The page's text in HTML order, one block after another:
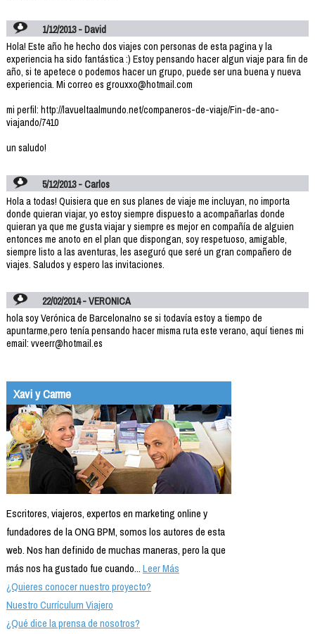
1/12/2013 - David
Hola! Este año he hecho dos viajes con personas de esta pagina y la
experiencia ha sido fantástica :) Estoy pensando hacer algun viaje para fin de
año, si te apetece o podemos hacer un grupo, puede ser una buena y nueva
experiencia. Mi correo es grouxxo@hotmail.com
mi perfil: http://lavueltaalmundo.net/companeros-de-viaje/Fin-de-ano-
viajando/7410
un saludo!
5/12/2013 - Carlos
Hola a todas! Quisiera que en sus planes de viaje me incluyan, no importa
donde quieran viajar, yo estoy siempre dispuesto a acompañarlas donde
quieran ya que me gusta viajar y siempre es mejor en compañía de alguien
entonces me anoto en el plan que dispongan, soy respetuoso, amigable,
siempre listo a las aventuras, les aseguró que seré un gran compañero de
viajes. Saludos y espero las invitaciones.
22/02/2014 - VERONICA
hola soy Verónica de Barcelona!no se si todavía estoy a tiempo de
apuntarme,pero tenía pensando hacer misma ruta este verano, aquí tienes mi
email: vveerr@hotmail.es
Xavi y Carme
Escritores, viajeros, expertos en marketing online y
fundadores de la ONG BPM, somos los autores de esta
web. Nos han definido de muchas maneras, pero la que
más nos ha gustado fue cuando...Leer Más
¿Quieres conocer nuestro proyecto?
Nuestro Currículum Viajero
¿Qué dice la prensa de nosotros?